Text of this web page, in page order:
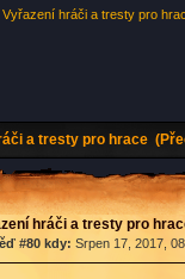
Vyřazení hráči a tresty pro
a tresty pro hrace
hráči a tresty pro
#80 kdy: Srpen 17, 2017,